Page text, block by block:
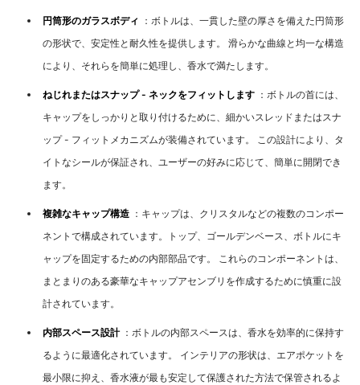
円筒形のガラスボディ
：ボトルは、一貫した壁の厚さを備えた円筒形
の形状で、安定性と耐久性を提供します。 滑らかな曲線と均一な構造
により、それらを簡単に処理し、香水で満たします。
ねじれまたはスナップ - ネックをフィットします ：ボトルの首には、
キャップをしっかりと取り付けるために、細かいスレッドまたはスナ
ップ - フィットメカニズムが装備されています。 この設計により、タ
イトなシールが保証され、ユーザーの好みに応じて、簡単に開閉でき
ます。
複雑なキャップ構造 ：キャップは、クリスタルなどの複数のコンポー
ネントで構成されています。トップ、ゴールデンベース、ボトルにキ
ャップを固定するための内部部品です。 これらのコンポーネントは、
まとまりのある豪華なキャップアセンブリを作成するために慎重に設
計されています。
内部スペース設計 ：ボトルの内部スペースは、香水を効率的に保持す
るように最適化されています。 インテリアの形状は、エアポケットを
最小限に抑え、香水液が最も安定して保護された方法で保管されるよ